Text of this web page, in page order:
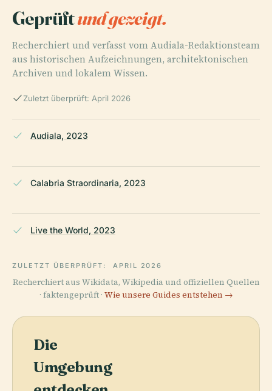
Geprüftund gezeigt.
Recherchiert und verfasst vom Audiala-Redaktionsteam
aus historischen Aufzeichnungen, architektonischen
Archiven und lokalem Wissen.
Zuletzt überprüft: April 2026
Audiala, 2023
Calabria Straordinaria, 2023
Live the World, 2023
ZULETZT ÜBERPRÜFT: APRIL 2026
Recherchiert aus Wikidata, Wikipedia und offiziellen Quellen
· faktengeprüft · Wie unsere Guides entstehen →
Die
Umgebung